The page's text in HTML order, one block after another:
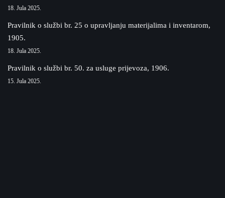
18. Jula 2025.
Pravilnik o službi br. 25 o upravljanju materijalima i inventarom,
1905.
18. Jula 2025.
Pravilnik o službi br. 50. za usluge prijevoza, 1906.
15. Jula 2025.